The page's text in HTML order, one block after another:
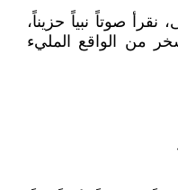
صوتاً نبياً حزيناً،
من الواقع المليء